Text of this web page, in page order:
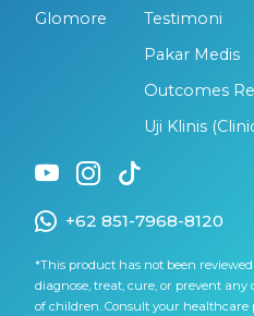
Glomore
Testimoni
Pakar Medis
Outcomes
Uji Klinis
+62 851-7968-8120
*This product has not been
diagnose, treat, cure, or prevent any
of children. Consult your healthcare